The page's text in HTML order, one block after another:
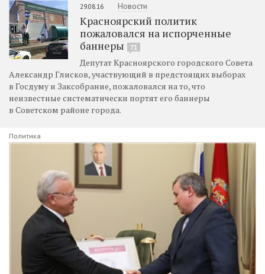
29.08.16 Новости
Красноярский политик
пожаловался на испорченные
баннеры
71
Депутат Красноярского городского Совета
Александр Глисков, участвующий в предстоящих выборах
в Госдуму и Заксобрание, пожаловался на то, что
неизвестные систематически портят его баннеры
в Советском районе города.
Политика